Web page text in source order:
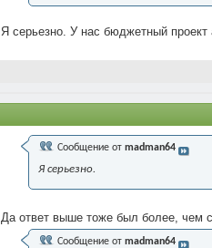
Я серьезно. У нас бюджетный
Сообщение от madman64
Я серьезно.
Да ответ выше тоже был более, чем
Сообщение от madman64